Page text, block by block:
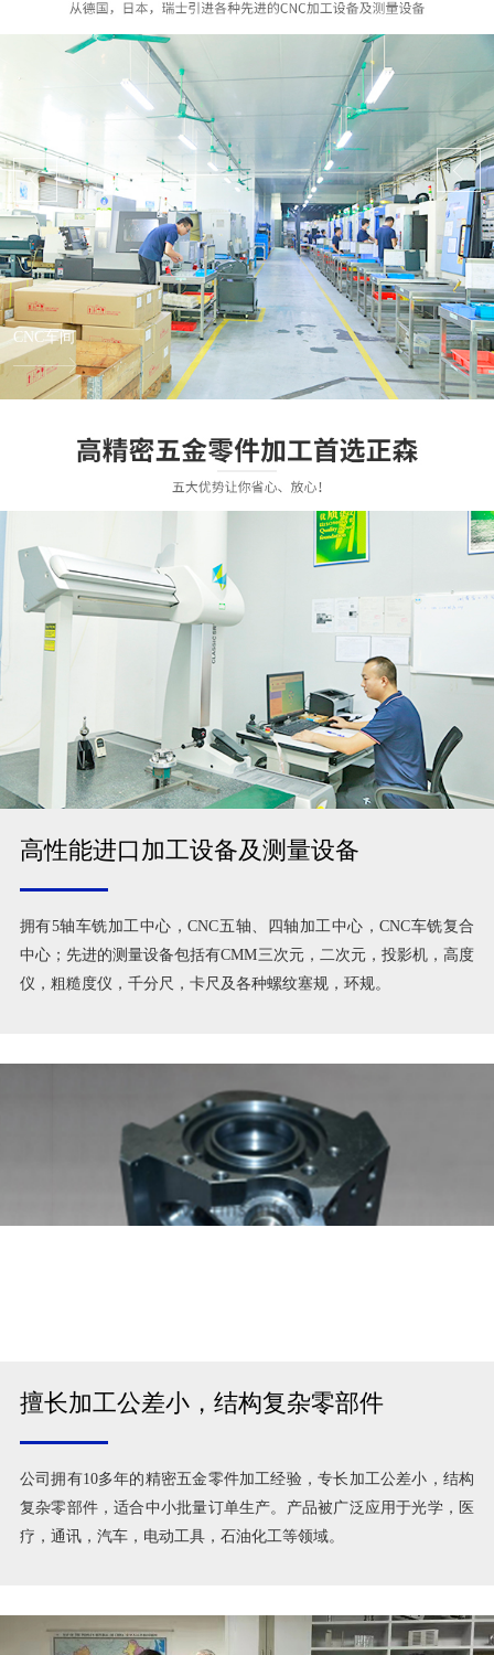
CNC车间
高性能进口加工设备及测量设备
拥有5轴车铣加工中心，CNC五轴、四轴加工中心，CNC车铣复合
中心；先进的测量设备包括有CMM三次元，二次元，投影机，高度
仪，粗糙度仪，千分尺，卡尺及各种螺纹塞规，环规。
擅长加工公差小，结构复杂零部件
公司拥有10多年的精密五金零件加工经验，专长加工公差小，结构
复杂零部件，适合中小批量订单生产。产品被广泛应用于光学，医
疗，通讯，汽车，电动工具，石油化工等领域。